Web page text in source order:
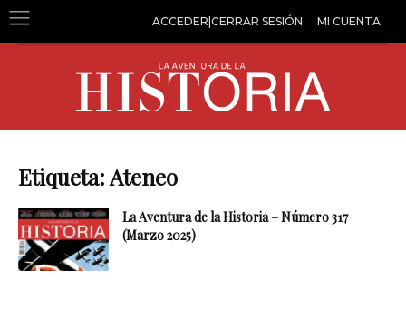
ACCEDER|CERRAR SESIÓN MI CUENTA
Etiqueta: Ateneo
La Aventura de la Historia – Número 317
(Marzo 2025)